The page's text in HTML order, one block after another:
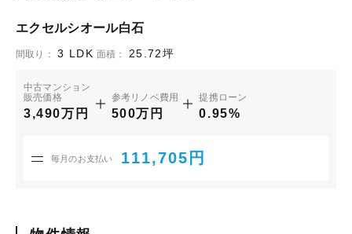
エクセルシオール白石
間取り： 3 LDK 面積： 25.72坪
中古マンション
販売価格
3,490万円
参考リノベ費用
500万円
提携ローン
0.95%
毎月のお支払い 111,705円